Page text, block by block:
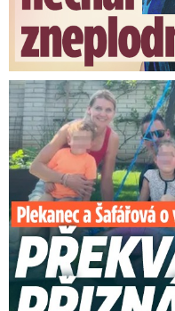
Plekanec a Šafářová o